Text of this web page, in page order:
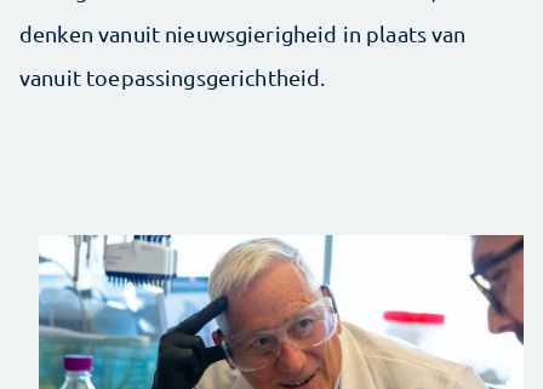
denken vanuit nieuwsgierigheid in plaats van
vanuit toepassingsgerichtheid.